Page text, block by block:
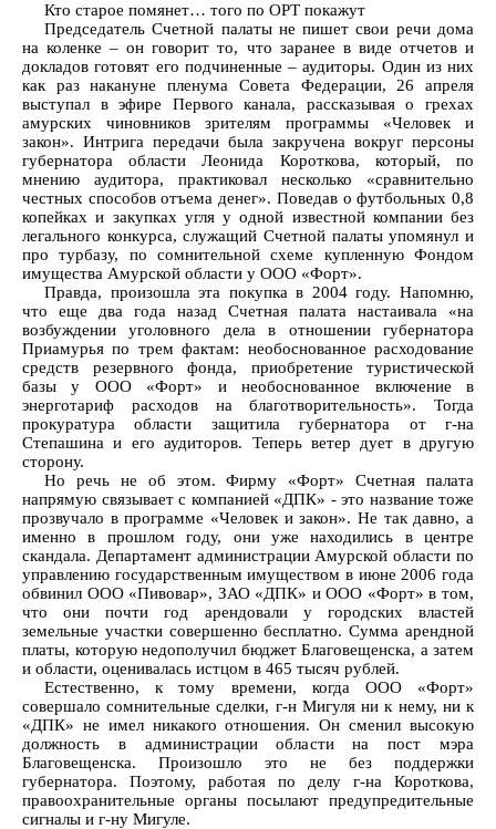
Кто старое помянет… того по ОРТ покажут
Председатель Счетной палаты не пишет свои речи дома
на коленке – он говорит то, что заранее в виде отчетов и
докладов готовят его подчиненные – аудиторы. Один из них
как раз накануне пленума Совета Федерации, 26 апреля
выступал в эфире Первого канала, рассказывая о грехах
амурских чиновников зрителям программы «Человек и
закон». Интрига передачи была закручена вокруг персоны
губернатора области Леонида Короткова, который, по
мнению аудитора, практиковал несколько «сравнительно
честных способов отъема денег». Поведав о футбольных 0,8
копейках и закупках угля у одной известной компании без
легального конкурса, служащий Счетной палаты упомянул и
про турбазу, по сомнительной схеме купленную Фондом
имущества Амурской области у ООО «Форт».
Правда, произошла эта покупка в 2004 году. Напомню,
что еще два года назад Счетная палата настаивала «на
возбуждении уголовного дела в отношении губернатора
Приамурья по трем фактам: необоснованное расходование
средств резервного фонда, приобретение туристической
базы у ООО «Форт» и необоснованное включение в
энерготариф расходов на благотворительность». Тогда
прокуратура области защитила губернатора от г-на
Степашина и его аудиторов. Теперь ветер дует в другую
сторону.
Но речь не об этом. Фирму «Форт» Счетная палата
напрямую связывает с компанией «ДПК» - это название тоже
прозвучало в программе «Человек и закон». Не так давно, а
именно в прошлом году, они уже находились в центре
скандала. Департамент администрации Амурской области по
управлению государственным имуществом в июне 2006 года
обвинил ООО «Пивовар», ЗАО «ДПК» и ООО «Форт» в том,
что они почти год арендовали у городских властей
земельные участки совершенно бесплатно. Сумма арендной
платы, которую недополучил бюджет Благовещенска, а затем
и области, оценивалась истцом в 465 тысяч рублей.
Естественно, к тому времени, когда ООО «Форт»
совершало сомнительные сделки, г-н Мигуля ни к нему, ни к
«ДПК» не имел никакого отношения. Он сменил высокую
должность в администрации области на пост мэра
Благовещенска. Произошло это не без поддержки
губернатора. Поэтому, работая по делу г-на Короткова,
правоохранительные органы посылают предупредительные
сигналы и г-ну Мигуле.